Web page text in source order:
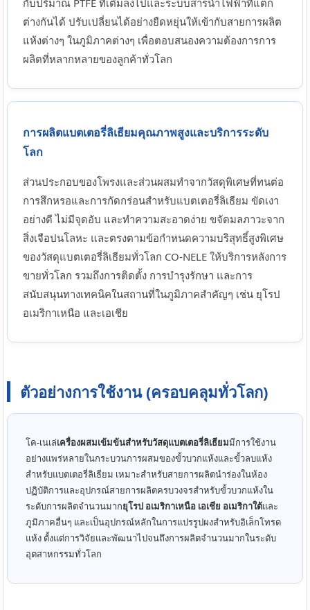
ต่างกันได้ ปรับเปลี่ยนได้อย่างยืดหยุ่นให้เข้ากับสายการผลิต
แห้งต่างๆ ในภูมิภาคต่างๆ เพื่อตอบสนองความต้องการการ
ผลิตที่หลากหลายของลูกค้าทั่วโลก
การผลิตแบตเตอรี่ลิเธียมคุณภาพสูงและบริการระดับ
โลก
ส่วนประกอบของโพรงและส่วนผสมทำจากวัสดุพิเศษที่ทนต่อ
การสึกหรอและการกัดกร่อนสำหรับแบตเตอรี่ลิเธียม ขัดเงา
อย่างดี ไม่มีจุดอับ และทำความสะอาดง่าย ขจัดมลภาวะจาก
สิ่งเจือปนโลหะ และตรงตามข้อกำหนดความบริสุทธิ์สูงพิเศษ
ของวัสดุแบตเตอรี่ลิเธียมทั่วโลก CO-NELE ให้บริการหลังการ
ขายทั่วโลก รวมถึงการติดตั้ง การบำรุงรักษา และการ
สนับสนุนทางเทคนิคในสถานที่ในภูมิภาคสำคัญๆ เช่น ยุโรป
อเมริกาเหนือ และเอเชีย
ตัวอย่างการใช้งาน (ครอบคลุมทั่วโลก)
โค-เนเล่เครื่องผสมเข้มข้นสำหรับวัสดุแบตเตอรี่ลิเธียมมีการใช้งาน
อย่างแพร่หลายในกระบวนการผสมของขั้วบวกแห้งและขั้วลบแห้ง
สำหรับแบตเตอรี่ลิเธียม เหมาะสำหรับสายการผลิตนำร่องในห้อง
ปฏิบัติการและอุปกรณ์สายการผลิตครบวงจรสำหรับขั้วบวกแห้งใน
ระดับการผลิตจำนวนมากยุโรป อเมริกาเหนือ เอเชีย อเมริกาใต้และ
ภูมิภาคอื่นๆ และเป็นอุปกรณ์หลักในการแปรรูปผงสำหรับอิเล็กโทรด
แห้ง ตั้งแต่การวิจัยและพัฒนาไปจนถึงการผลิตจำนวนมากในระดับ
อุตสาหกรรมทั่วโลก